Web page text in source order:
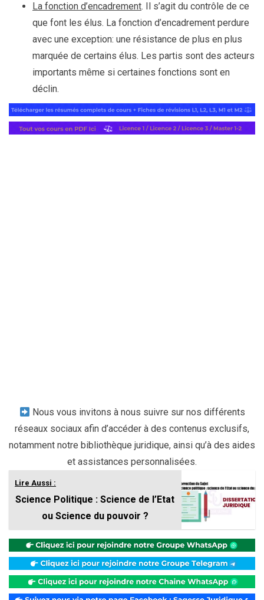
La fonction d’encadrement. Il s’agit du contrôle de ce
que font les élus. La fonction d’encadrement perdure
avec une exception: une résistance de plus en plus
marquée de certains élus. Les partis sont des acteurs
importants même si certaines fonctions sont en
déclin.
Nous vous invitons à nous suivre sur nos différents
réseaux sociaux afin d’accéder à des contenus exclusifs,
notamment notre bibliothèque juridique, ainsi qu’à des aides
et assistances personnalisées.
Lire Aussi :
Science Politique : Science de l’Etat
ou Science du pouvoir ?